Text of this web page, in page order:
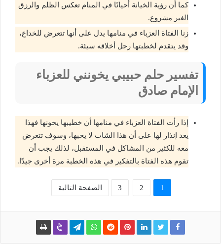
كما أن رؤية الخيانة أحيانًا في المنام تعكس الظلم والرزق
الغير مشروع.
زنا الفتاة العزباء في منامها يدل على أنها تتعرض للخداع،
وقد يتقدم لخطبتها رجل أخلاقه سيئة.
تفسير حلم حبيبي يخونني للعزباء
الإمام صادق
إذا رأت الفتاة العزباء في منامها أن خطيبها يخونها فهذا
يعد إنذار لها على أن هذا الشاب لا يحبها، وسوف تتعرض
معه للكثير من المشاكل في المستقبل، لذلك يجب أن
تقوم هذه الفتاة بالتفكير في هذه الخطبة مرة أخرى جيدًا.
1
2
3 الصفحة التالية